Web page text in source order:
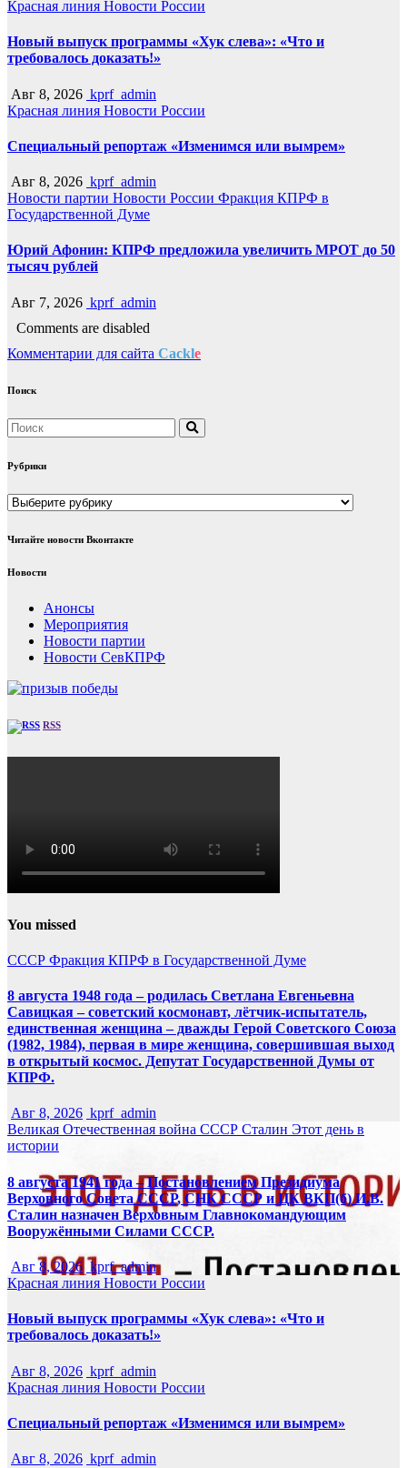
Красная линия Новости России
Новый выпуск программы «Хук слева»: «Что и
требовалось доказать!»
Авг 8, 2026 kprf_admin
Красная линия Новости России
Специальный репортаж «Изменимся или вымрем»
Авг 8, 2026 kprf_admin
Новости партии Новости России Фракция КПРФ в
Государственной Думе
Юрий Афонин: КПРФ предложила увеличить МРОТ до 50
тысяч рублей
Авг 7, 2026 kprf_admin
Comments are disabled
Комментарии для сайта Cackle
Поиск
Рубрики
Рубрики
Читайте новости Вконтакте
Новости
Анонсы
Мероприятия
Новости партии
Новости СевКПРФ
RSS
You missed
СССР Фракция КПРФ в Государственной Думе
8 августа 1948 года – родилась Светлана Евгеньевна
Савицкая – советский космонавт, лётчик-испытатель,
единственная женщина – дважды Герой Советского Союза
(1982, 1984), первая в мире женщина, совершившая выход
в открытый космос. Депутат Государственной Думы от
КПРФ.
Авг 8, 2026 kprf_admin
Великая Отечественная война СССР Сталин Этот день в
истории
8 августа 1941 года – Постановлением Президиума
Верховного Совета СССР, СНК СССР и ЦК ВКП(б) И.В.
Сталин назначен Верховным Главнокомандующим
Вооружёнными Силами СССР.
Авг 8, 2026 kprf_admin
Красная линия Новости России
Новый выпуск программы «Хук слева»: «Что и
требовалось доказать!»
Авг 8, 2026 kprf_admin
Красная линия Новости России
Специальный репортаж «Изменимся или вымрем»
Авг 8, 2026 kprf_admin